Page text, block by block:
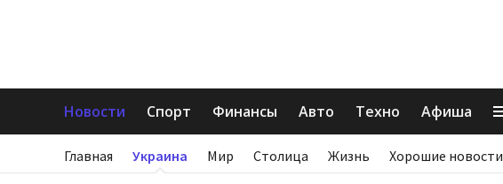
Новости Спорт Финансы Авто Техно Афиша
Главная Украина Мир Столица Жизнь Хорошие новости